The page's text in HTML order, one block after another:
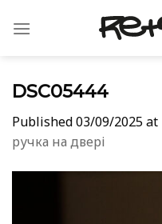
DSC05444
Published03/09/2025at
ручка на двері